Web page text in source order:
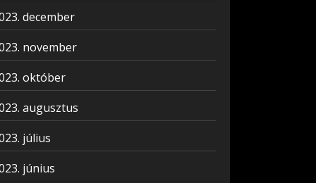
december
november
október
augusztus
július
június